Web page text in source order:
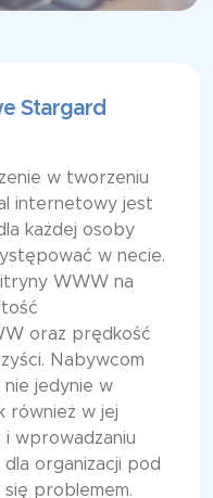
Stargard
w tworzeniu
internetowy jest
każdej osoby
w necie.
WWW na
oraz prędkość
Nabywcom
nie jedynie w
również w jej
i wprowadzaniu
organizacji pod
problemem.